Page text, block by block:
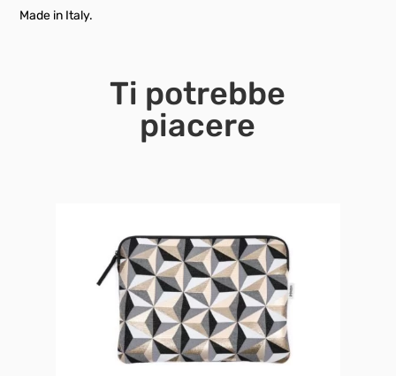
Made in Italy.
Ti potrebbe
piacere